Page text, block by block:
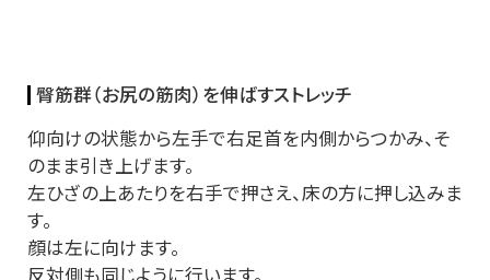
臀筋群（お尻の筋肉）を伸ばすストレッチ
仰向けの状態から左手で右足首を内側からつかみ、そ
のまま引き上げます。
左ひざの上あたりを右手で押さえ、床の方に押し込みま
す。
顔は左に向けます。